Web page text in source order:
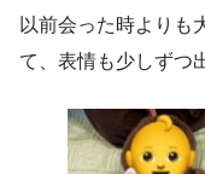
以前会った時よりも
て、表情も少しず